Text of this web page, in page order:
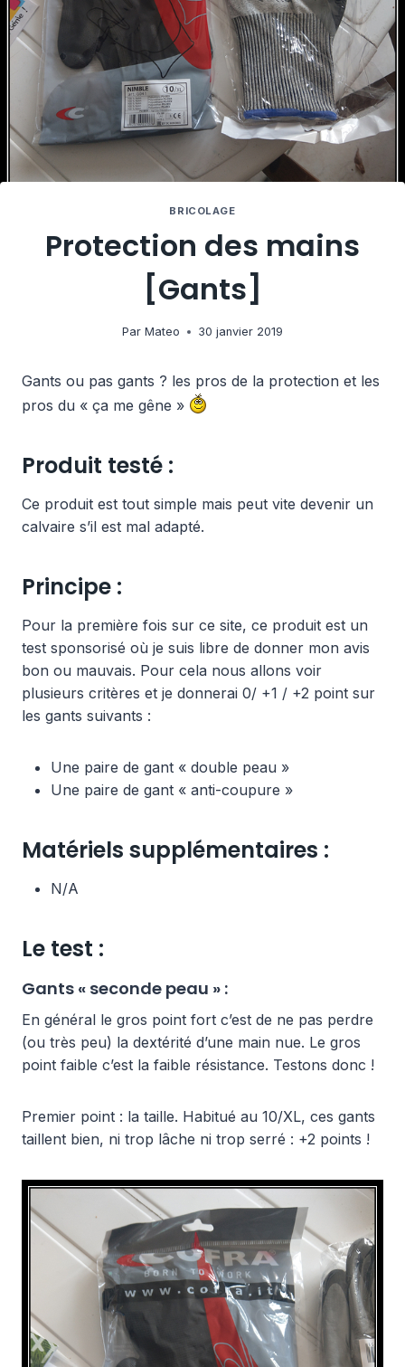
BRICOLAGE
Protection des mains
[Gants]
Par Mateo 30 janvier 2019
Gants ou pas gants ? les pros de la protection et les
pros du « ça me gêne »
Produit testé :
Ce produit est tout simple mais peut vite devenir un
calvaire s’il est mal adapté.
Principe :
Pour la première fois sur ce site, ce produit est un
test sponsorisé où je suis libre de donner mon avis
bon ou mauvais. Pour cela nous allons voir
plusieurs critères et je donnerai 0/ +1 / +2 point sur
les gants suivants :
Une paire de gant « double peau »
Une paire de gant « anti-coupure »
Matériels supplémentaires :
N/A
Le test :
Gants « seconde peau » :
En général le gros point fort c’est de ne pas perdre
(ou très peu) la dextérité d’une main nue. Le gros
point faible c’est la faible résistance. Testons donc !
Premier point : la taille. Habitué au 10/XL, ces gants
taillent bien, ni trop lâche ni trop serré : +2 points !